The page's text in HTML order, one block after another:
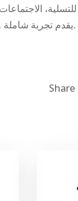
يقدم تجربة شاملة وممتعة للمستخدمين.